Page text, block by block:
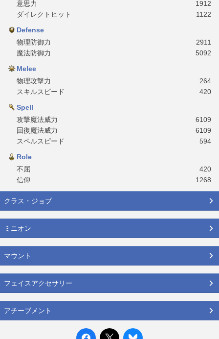
意思力
1912
ダイレクトヒット
1122
Defense
物理防御力
2911
魔法防御力
5092
Melee
物理攻撃力
264
スキルスピード
420
Spell
攻撃魔法威力
6109
回復魔法威力
6109
スペルスピード
594
Role
不屈
420
信仰
1268
クラス・ジョブ
ミニオン
マウント
フェイスアクセサリー
アチーブメント